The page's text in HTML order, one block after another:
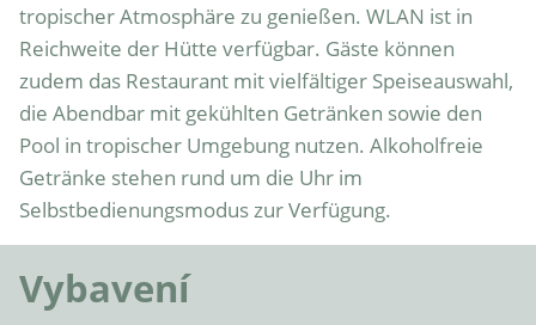
tropischer Atmosphäre zu genießen. WLAN ist in
Reichweite der Hütte verfügbar. Gäste können
zudem das Restaurant mit vielfältiger Speiseauswahl,
die Abendbar mit gekühlten Getränken sowie den
Pool in tropischer Umgebung nutzen. Alkoholfreie
Getränke stehen rund um die Uhr im
Selbstbedienungsmodus zur Verfügung.
Vybavení